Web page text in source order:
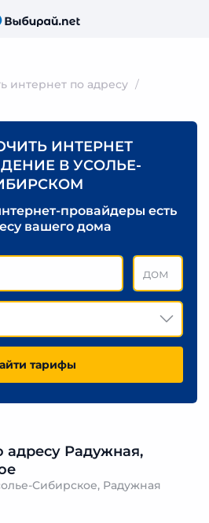
интернет по адресу
ИНТЕРНЕТ
В УСОЛЬЕ-
провайдеры есть
вашего дома
тарифы
адресу Радужная,
Сибирское, Радужная